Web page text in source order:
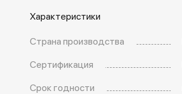
Характеристики
Страна производства
Сертификация
Срок годности